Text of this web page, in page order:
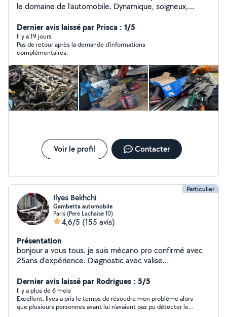
le domaine de l'automobile. Dynamique, soigneux,
problèmes mécaniques et électriques sur place à votre
domicile où sur le lieux de panne. Interventions
mécaniques et électroniques : Embrayage Distribution
Freinage Suspension Demarreur Alternateur
Changement de moteur Joint de culasse Entretien et
vidange Vérification avant achat Système antipollution
(fap, Adblue, Egr) Passage valise et diagnostique Pour
plus de renseignements, n'hésitez pas à me contacter.
Dernier avis laissé par Prisca : 1/5
Il y a 19 jours
Pas de retour après la demande d’informations
complémentaires.
Voir le profil Contacter
Particulier
Ilyes Bekhchi
Gambetta automobile
Paris (Pere Lachaise 10)
4,6/5 (155 avis)
Présentation
bonjour a vous tous. je suis mécano pro confirmé avec
25ans d'expérience. Diagnostic avec valise
voiture.TIKTOK ( lemecanoducoin )
Dernier avis laissé par Rodrigues : 5/5
Il y a plus de 6 mois
Excellent. Ilyes a pris le temps de résoudre mon problème alors
que plusieurs personnes avant lui n’avaient pas pu détecter le